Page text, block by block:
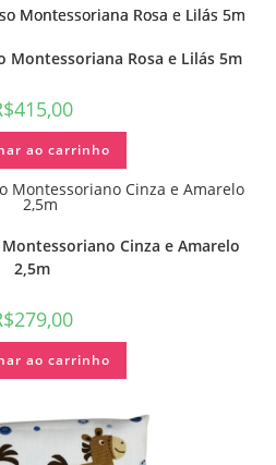
Montessoriana Rosa e Lilás 5m
415,00
ao carrinho
Cinza e Amarelo
2,5m
279,00
ao carrinho